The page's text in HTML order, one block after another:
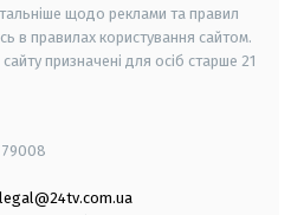
щодо реклами та правил
в правилах користування сайтом.
призначені для осіб старше 21
79008
legal@24tv.com.ua